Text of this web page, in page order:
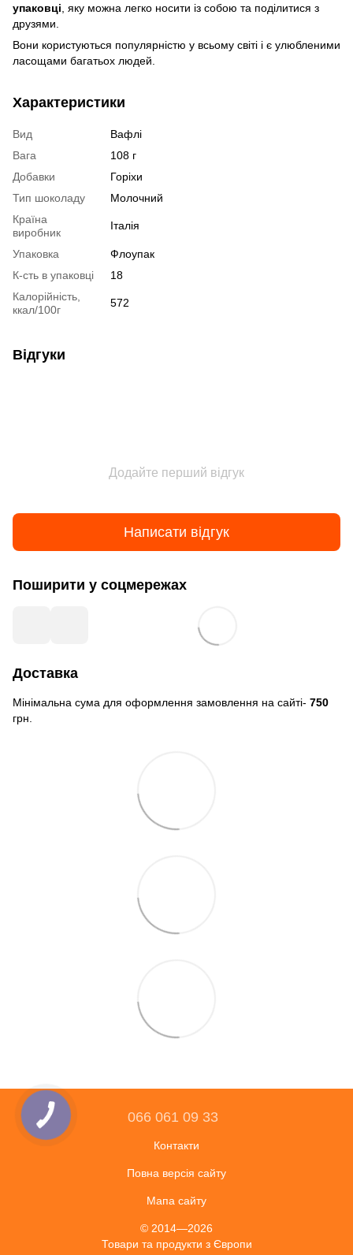
упаковці , яку можна легко носити із собою та поділитися з
друзями.
Вони користуються популярністю у всьому світі і є улюбленими
ласощами багатьох людей.
Характеристики
Вид
Вафлі
Вага
108 г
Добавки
Горіхи
Тип шоколаду
Молочний
Країна
виробник
Італія
Упаковка
Флоупак
К-сть в упаковці
18
Калорійність,
ккал/100г
572
Відгуки
Додайте перший відгук
Написати відгук
Поширити у соцмережах
Доставка
Мінімальна сума для оформлення замовлення на сайті- 750
грн.
066 061 09 33
Контакти
Повна версія сайту
Мапа сайту
© 2014—2026
Товари та продукти з Європи